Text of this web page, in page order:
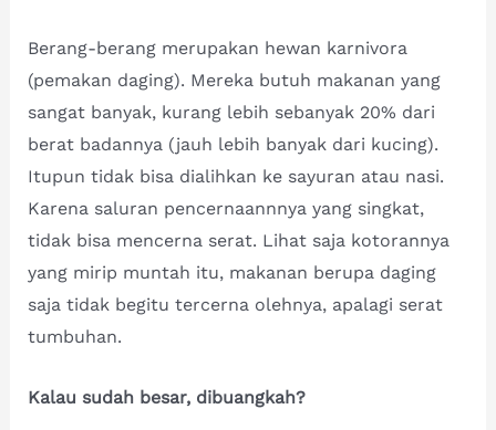
Berang-berang merupakan hewan karnivora
(pemakan daging). Mereka butuh makanan yang
sangat banyak, kurang lebih sebanyak 20% dari
berat badannya (jauh lebih banyak dari kucing).
Itupun tidak bisa dialihkan ke sayuran atau nasi.
Karena saluran pencernaannnya yang singkat,
tidak bisa mencerna serat. Lihat saja kotorannya
yang mirip muntah itu, makanan berupa daging
saja tidak begitu tercerna olehnya, apalagi serat
tumbuhan.
Kalau sudah besar, dibuangkah?